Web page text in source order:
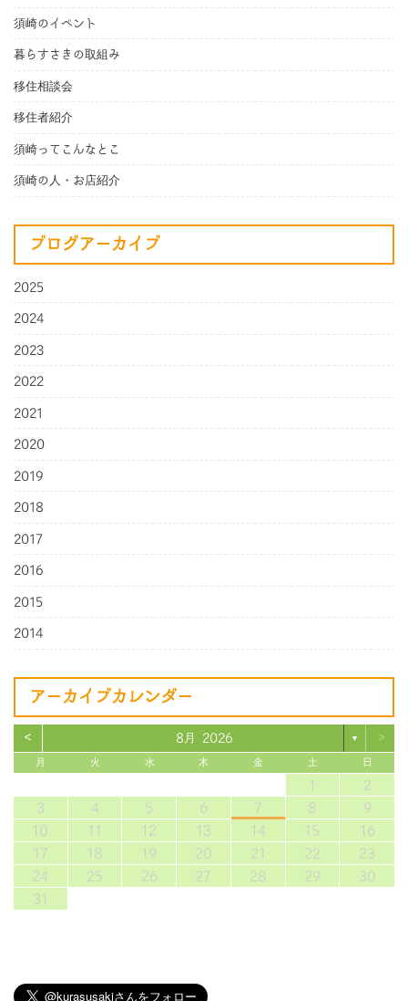
須崎のイベント
暮らすさきの取組み
移住相談会
移住者紹介
須崎ってこんなとこ
須崎の人・お店紹介
ブログアーカイブ
2025
2024
2023
2022
2021
2020
2019
2018
2017
2016
2015
2014
アーカイブカレンダー
< 8月 2026 ▼ >
月 火 水 木 金 土 日
1
2
3
4 5 6 7 8
9
10
11 12 13 14 15
16
17
18 19 20 21 22
23
24
25 26 27 28 29
30
31